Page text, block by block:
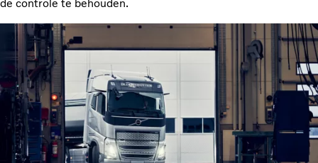
de controle te behouden.